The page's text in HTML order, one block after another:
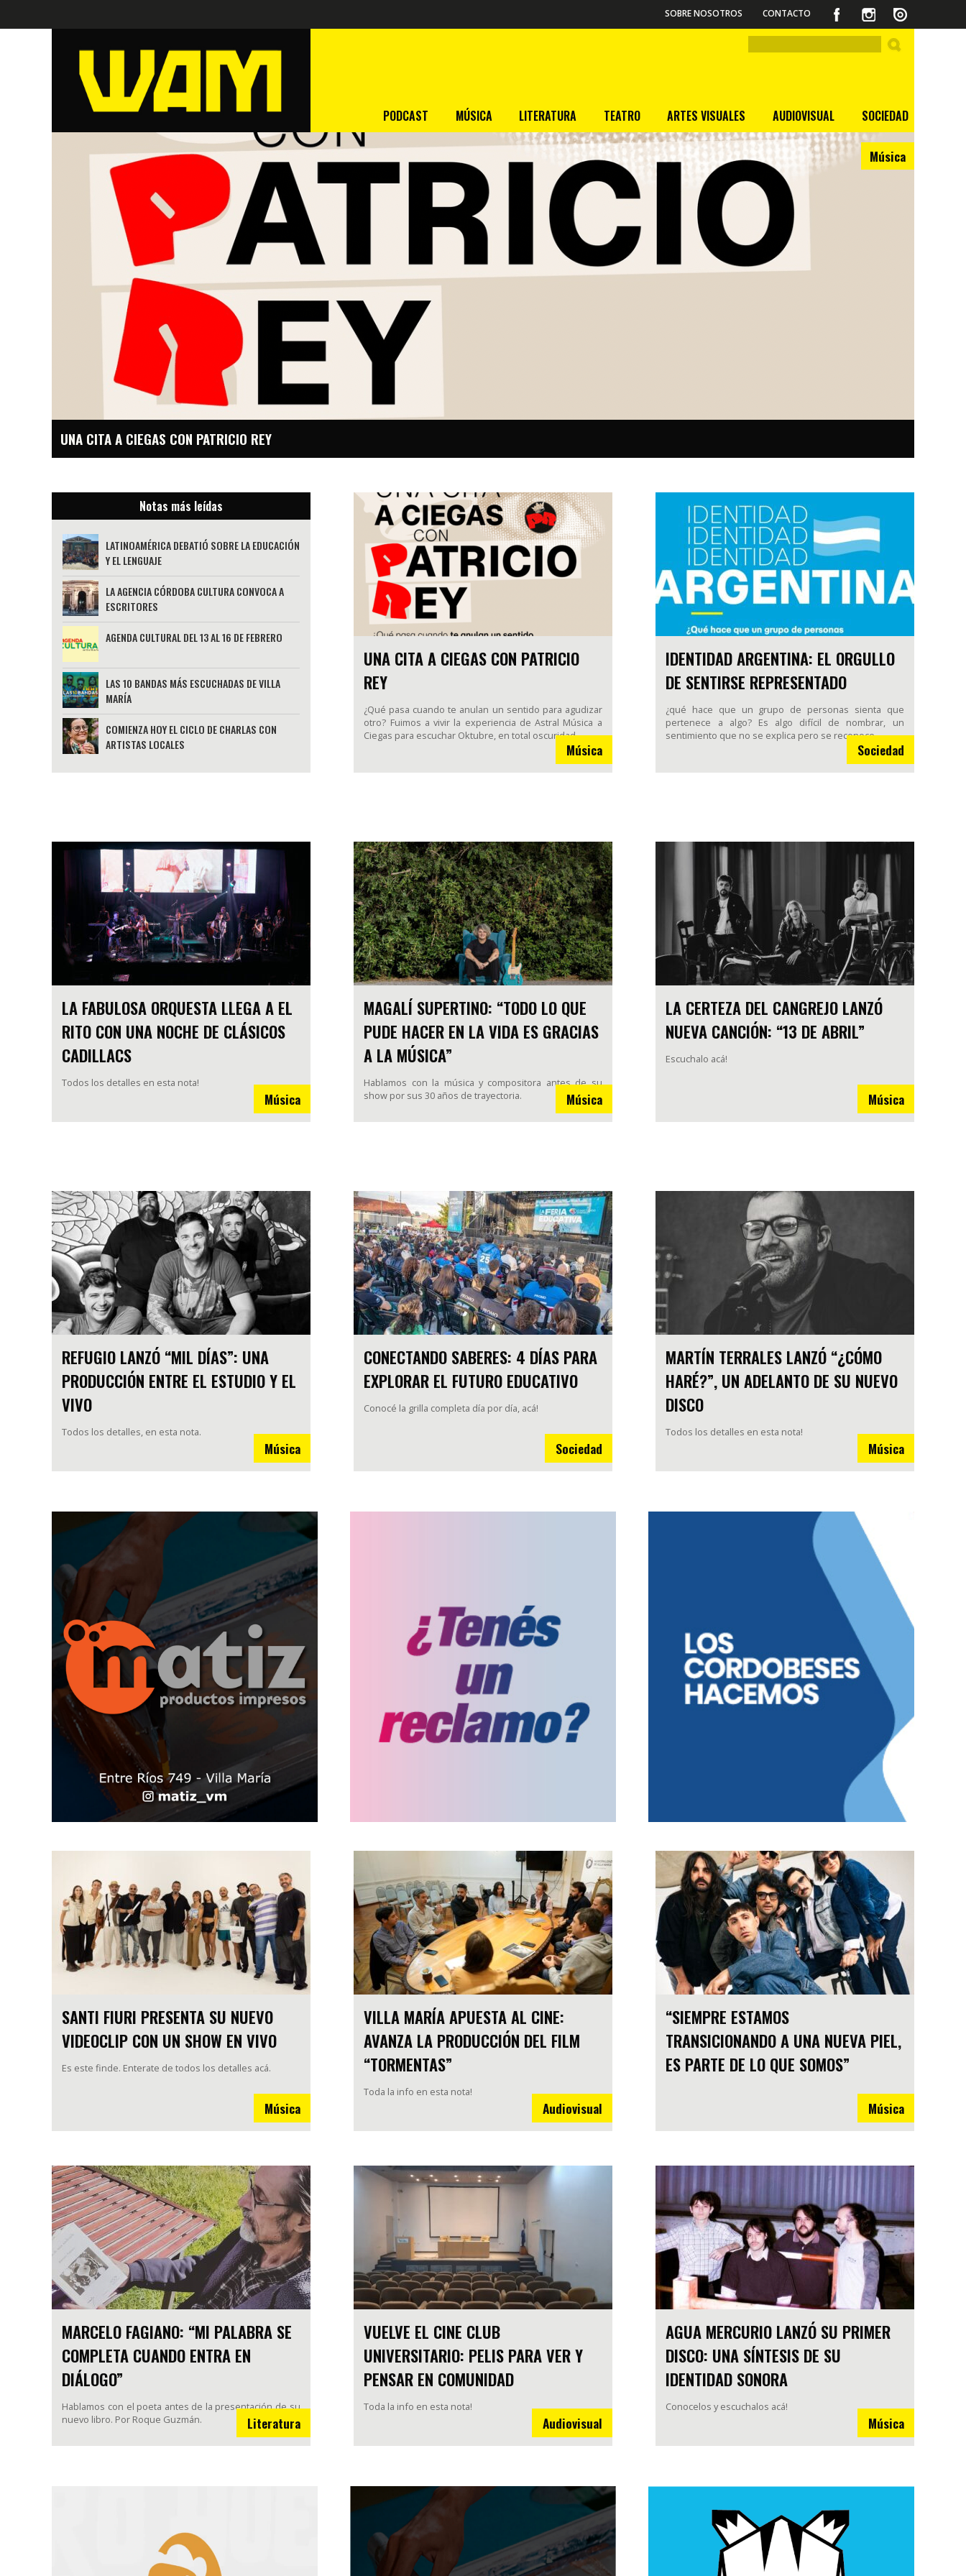
SOBRE NOSOTROS CONTACTO
PODCAST MÚSICA LITERATURA TEATRO ARTES VISUALES AUDIOVISUAL SOCIEDAD
Música
UNA CITA A CIEGAS CON PATRICIO REY
Notas más leídas
LATINOAMÉRICA DEBATIÓ SOBRE LA EDUCACIÓN
Y EL LENGUAJE
LA AGENCIA CÓRDOBA CULTURA CONVOCA A
ESCRITORES
AGENDA CULTURAL DEL 13 AL 16 DE FEBRERO
LAS 10 BANDAS MÁS ESCUCHADAS DE VILLA
MARÍA
COMIENZA HOY EL CICLO DE CHARLAS CON
ARTISTAS LOCALES
UNA CITA A CIEGAS CON PATRICIO
REY
¿Qué pasa cuando te anulan un sentido para agudizar
otro? Fuimos a vivir la experiencia de Astral Música a
Ciegas para escuchar Oktubre, en total oscuridad.
Música
IDENTIDAD ARGENTINA: EL ORGULLO
DE SENTIRSE REPRESENTADO
¿qué hace que un grupo de personas sienta que
pertenece a algo? Es algo difícil de nombrar, un
sentimiento que no se explica pero se reconoce.
Sociedad
LA FABULOSA ORQUESTA LLEGA A EL
RITO CON UNA NOCHE DE CLÁSICOS
CADILLACS
Todos los detalles en esta nota!
Música
MAGALÍ SUPERTINO: “TODO LO QUE
PUDE HACER EN LA VIDA ES GRACIAS
A LA MÚSICA”
Hablamos con la música y compositora antes de su
show por sus 30 años de trayectoria.
Música
LA CERTEZA DEL CANGREJO LANZÓ
NUEVA CANCIÓN: “13 DE ABRIL”
Escuchalo acá!
Música
REFUGIO LANZÓ “MIL DÍAS”: UNA
PRODUCCIÓN ENTRE EL ESTUDIO Y EL
VIVO
Todos los detalles, en esta nota.
Música
CONECTANDO SABERES: 4 DÍAS PARA
EXPLORAR EL FUTURO EDUCATIVO
Conocé la grilla completa día por día, acá!
Sociedad
MARTÍN TERRALES LANZÓ “¿CÓMO
HARÉ?”, UN ADELANTO DE SU NUEVO
DISCO
Todos los detalles en esta nota!
Música
SANTI FIURI PRESENTA SU NUEVO
VIDEOCLIP CON UN SHOW EN VIVO
Es este finde. Enterate de todos los detalles acá.
Música
VILLA MARÍA APUESTA AL CINE:
AVANZA LA PRODUCCIÓN DEL FILM
“TORMENTAS”
Toda la info en esta nota!
Audiovisual
“SIEMPRE ESTAMOS
TRANSICIONANDO A UNA NUEVA PIEL,
ES PARTE DE LO QUE SOMOS”
Música
MARCELO FAGIANO: “MI PALABRA SE
COMPLETA CUANDO ENTRA EN
DIÁLOGO”
Hablamos con el poeta antes de la presentación de su
nuevo libro. Por Roque Guzmán.
Literatura
VUELVE EL CINE CLUB
UNIVERSITARIO: PELIS PARA VER Y
PENSAR EN COMUNIDAD
Toda la info en esta nota!
Audiovisual
AGUA MERCURIO LANZÓ SU PRIMER
DISCO: UNA SÍNTESIS DE SU
IDENTIDAD SONORA
Conocelos y escuchalos acá!
Música